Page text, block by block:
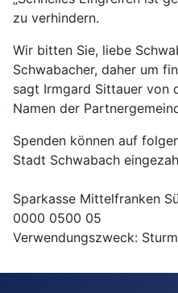
zu verhindern.
Wir bitten Sie, liebe
Schwabacher, daher um
sagt Irmgard Sittauer von
Namen der
Spenden können auf
Stadt Schwabach
Sparkasse Mittelfranken
0000 0500 05
Verwendungszweck: